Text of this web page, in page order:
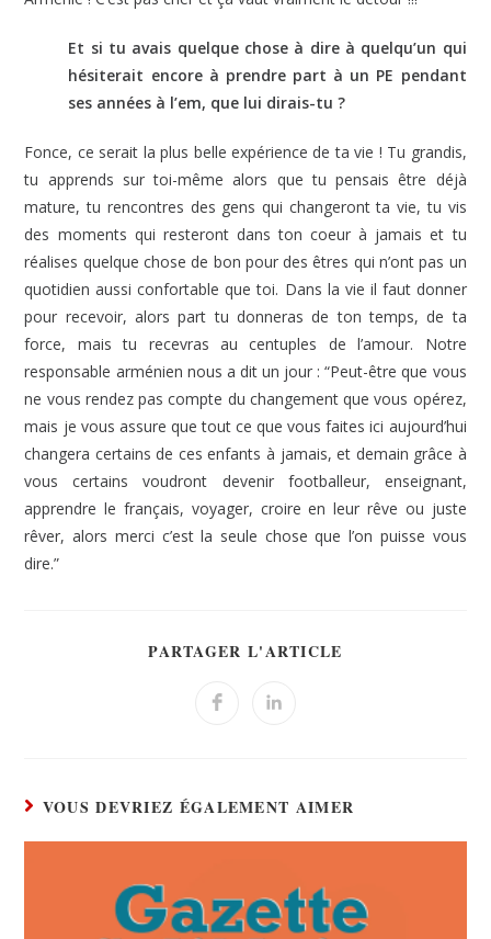
Et si tu avais quelque chose à dire à quelqu’un qui
hésiterait encore à prendre part à un PE pendant
ses années à l’em, que lui dirais-tu ?
Fonce, ce serait la plus belle expérience de ta vie ! Tu grandis,
tu apprends sur toi-même alors que tu pensais être déjà
mature, tu rencontres des gens qui changeront ta vie, tu vis
des moments qui resteront dans ton coeur à jamais et tu
réalises quelque chose de bon pour des êtres qui n’ont pas un
quotidien aussi confortable que toi. Dans la vie il faut donner
pour recevoir, alors part tu donneras de ton temps, de ta
force, mais tu recevras au centuples de l’amour. Notre
responsable arménien nous a dit un jour : “Peut-être que vous
ne vous rendez pas compte du changement que vous opérez,
mais je vous assure que tout ce que vous faites ici aujourd’hui
changera certains de ces enfants à jamais, et demain grâce à
vous certains voudront devenir footballeur, enseignant,
apprendre le français, voyager, croire en leur rêve ou juste
rêver, alors merci c’est la seule chose que l’on puisse vous
dire.”
PARTAGER L'ARTICLE
VOUS DEVRIEZ ÉGALEMENT AIMER